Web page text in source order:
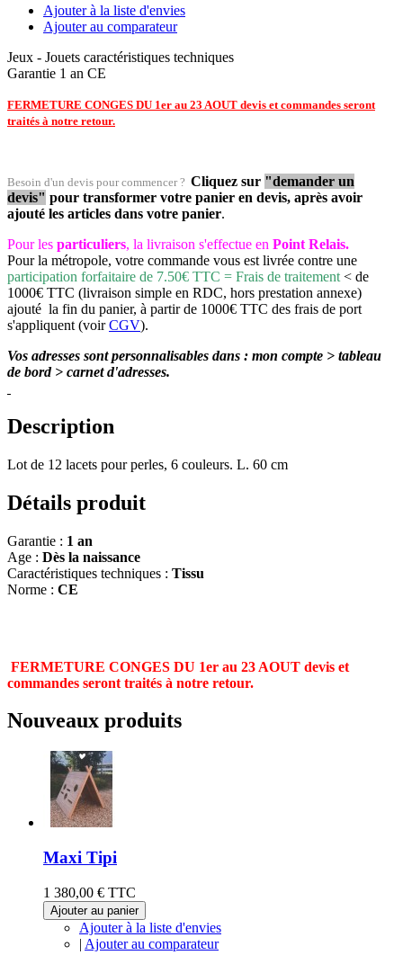
Ajouter à la liste d'envies
Ajouter au comparateur
Jeux - Jouets caractéristiques techniques
Garantie 1 an CE
FERMETURE CONGES DU 1er au 23 AOUT devis et commandes seront
traités à notre retour.
Besoin d'un devis pour commencer ? Cliquez sur "demander un
devis" pour transformer votre panier en devis, après avoir
ajouté les articles dans votre panier.
Pour les particuliers, la livraison s'effectue en Point Relais.
Pour la métropole, votre commande vous est livrée contre une
participation forfaitaire de 7.50€ TTC = Frais de traitement < de
1000€ TTC (livraison simple en RDC, hors prestation annexe)
ajouté la fin du panier, à partir de 1000€ TTC des frais de port
s'appliquent (voirCGV).
Vos adresses sont personnalisables dans : mon compte > tableau
de bord > carnet d'adresses.
Description
Lot de 12 lacets pour perles, 6 couleurs. L. 60 cm
Détails produit
Garantie : 1 an
Age : Dès la naissance
Caractéristiques techniques : Tissu
Norme : CE
FERMETURE CONGES DU 1er au 23 AOUT devis et
commandes seront traités à notre retour.
Nouveaux produits
Maxi Tipi
1 380,00 € TTC
Ajouter au panier
Ajouter à la liste d'envies
| Ajouter au comparateur